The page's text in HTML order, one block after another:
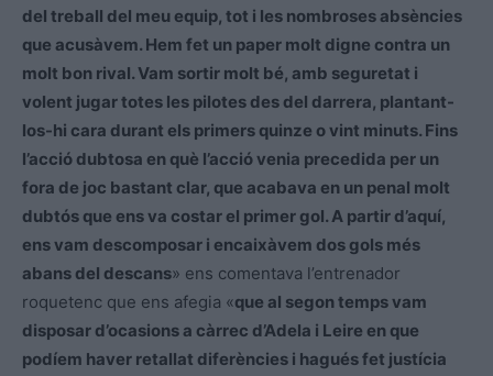
del treball del meu equip, tot i les nombroses absències
que acusàvem. Hem fet un paper molt digne contra un
molt bon rival. Vam sortir molt bé, amb seguretat i
volent jugar totes les pilotes des del darrera, plantant-
los-hi cara durant els primers quinze o vint minuts. Fins
l’acció dubtosa en què l’acció venia precedida per un
fora de joc bastant clar, que acabava en un penal molt
dubtós que ens va costar el primer gol. A partir d’aquí,
ens vam descomposar i encaixàvem dos gols més
abans del descans» ens comentava l’entrenador
roquetenc que ens afegia «que al segon temps vam
disposar d’ocasions a càrrec d’Adela i Leire en que
podíem haver retallat diferències i hagués fet justícia